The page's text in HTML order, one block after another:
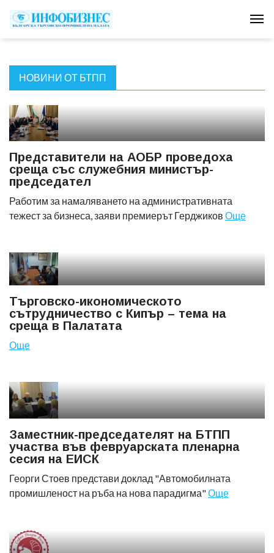
НОВИНИ ОТ БТПП
Представители на АОБР проведоха
среща със служебния министър-
председател
Работим за намаляването на административната
тежест за бизнеса, заяви премиерът Герджиков Още
Търговско-икономическото
сътрудничество с Кипър – тема на
среща в Палатата
Още
Заместник-председателят на БТПП
участва във февруарската пленарна
сесия на ЕИСК
Георги Стоев представи доклад "Автомобилната
промишленост на ръба на нова парадигма"Още